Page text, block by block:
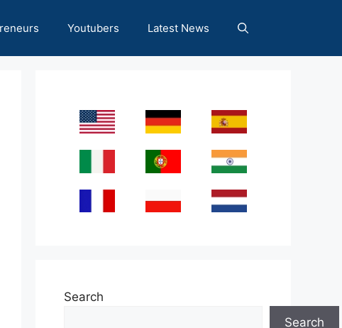
Youtubers Latest News
Search
Search